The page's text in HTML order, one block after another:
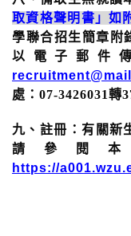
取資格聲明書」如
學聯合招生簡章附
以電子郵件
處：07-3426031轉
九、 註冊：有關新
請參閱
https://